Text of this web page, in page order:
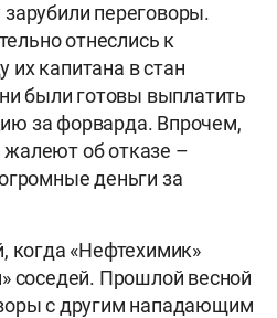
переговоры.
отнеслись к
их капитана в стан
были готовы выплатить
за форварда. Впрочем,
об отказе –
деньги за
когда «Нефтехимик»
соседей. Прошлой весной
с другим нападающим